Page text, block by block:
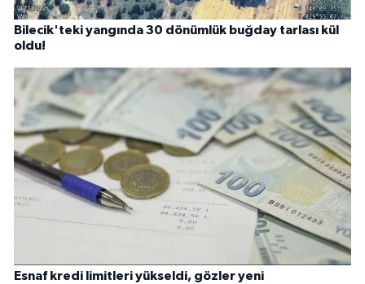
Bilecik'teki yangında 30 dönümlük buğday tarlası kül
oldu!
Esnaf kredi limitleri yükseldi, gözler yeni